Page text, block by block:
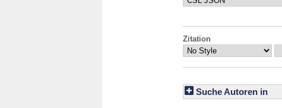
Zitation
Suche Autoren in